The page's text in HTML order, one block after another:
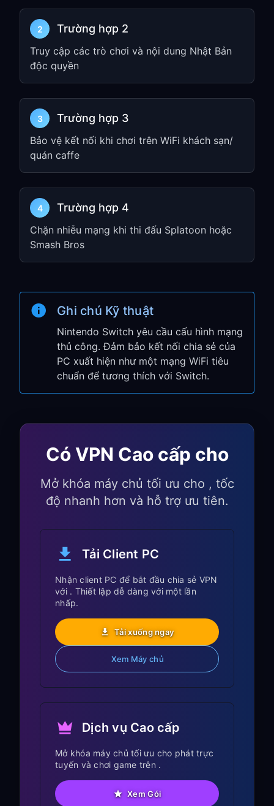
Từ màn hình Home của Switch, đi tới
System Settings
Chọn kết nối Wi-Fi hiện tại của bạn
ChọnChange Settings
Cuộn xuốngProxy Settings
ChọnManual
Nhập địa chỉ IP và cổng từ Bước 1
Lưu cài đặt
Bước 3: Kiểm tra kết nối
của bạn
Đi tớiInternet
đang hoạt động
Nintendo Switch của bạn hiện đang sử
dụng VPN thông qua PC!
Lợi ích dành riêng cho
Truy cập eShop theo khu
vực:
Truy cập các Nintendo eShop theo khu
vực khác nhau để có game độc quyền
Tải xuống các bản demo và nội dung
bị khóa theo khu vực
Truy cập các game Nintendo Switch
độc quyền tại Nhật Bản
Bảo mật khi chơi game di
động:
Bảo vệ kết nối Switch của bạn trên
các mạng Wi-Fi công cộng
Bảo vệ Nintendo Account khỏi các mối
Ẩn IP thật của bạn trong các phiên
Ngăn theo dõi vị trí khi chơi game khi
2 Trường hợp 2
Truy cập các trò chơi và nội dung Nhật Bản
độc quyền
3 Trường hợp 3
Bảo vệ kết nối khi chơi trên WiFi khách sạn/
quán caffe
4 Trường hợp 4
Chặn nhiễu mạng khi thi đấu Splatoon hoặc
Smash Bros
Ghi chú Kỹ thuật
Nintendo Switch yêu cầu cấu hình mạng
thủ công. Đảm bảo kết nối chia sẻ của
PC xuất hiện như một mạng WiFi tiêu
chuẩn để tương thích với Switch.
Có VPN Cao cấp cho
Mở khóa máy chủ tối ưu cho , tốc
độ nhanh hơn và hỗ trợ ưu tiên.
Tải Client PC
Nhận client PC để bắt đầu chia sẻ VPN
với . Thiết lập dễ dàng với một lần
nhấp.
Tải xuống ngay
Xem Máy chủ
Dịch vụ Cao cấp
Mở khóa máy chủ tối ưu cho phát trực
tuyến và chơi game trên .
Xem Gói